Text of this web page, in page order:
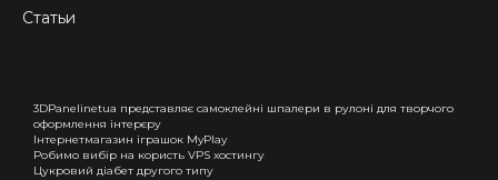
Статьи
3DPanelinetua представляє самоклейні шпалери в рулоні для творчого
оформлення інтерєру
Інтернетмагазин іграшок MyPlay
Робимо вибір на користь VPS хостингу
Цукровий діабет другого типу